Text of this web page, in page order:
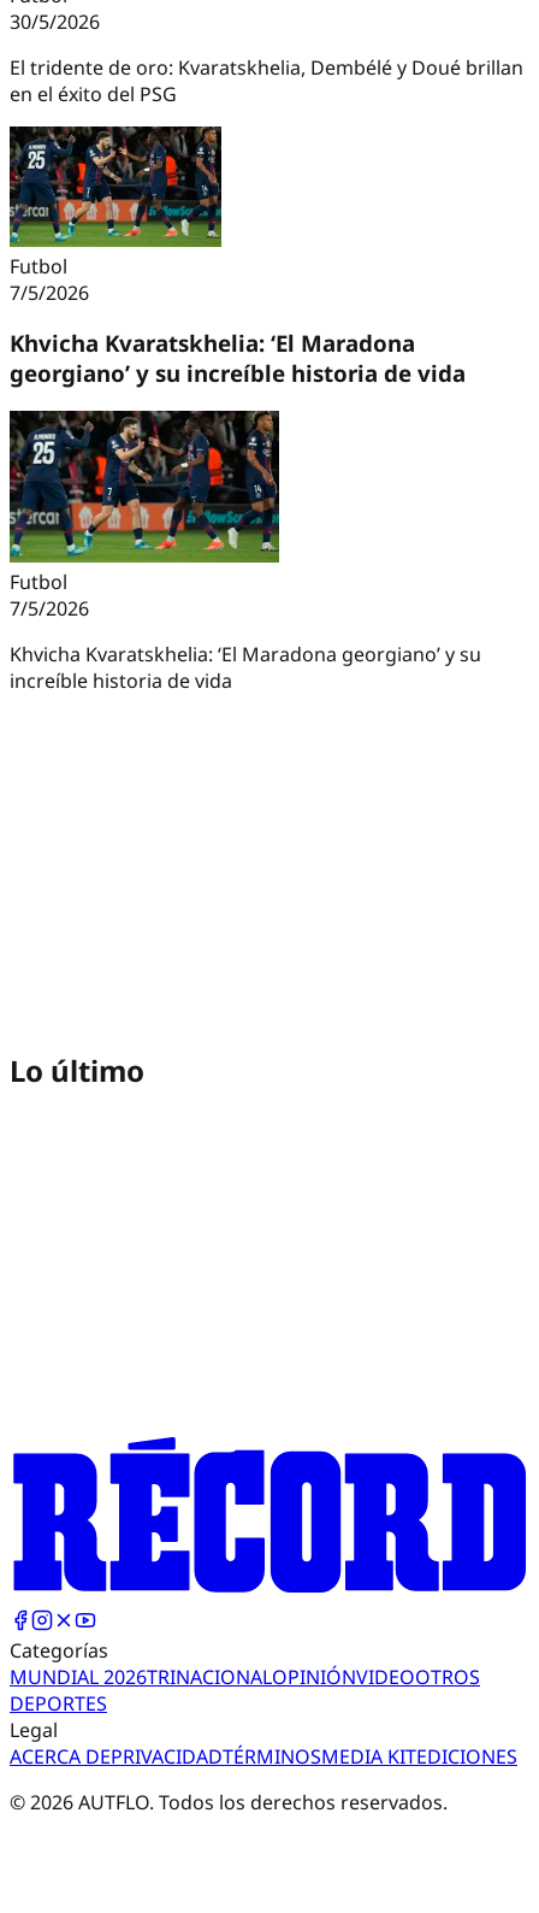
30/5/2026
El tridente de oro: Kvaratskhelia, Dembélé y Doué brillan
en el éxito del PSG
Futbol
7/5/2026
Khvicha Kvaratskhelia: ‘El Maradona
georgiano’ y su increíble historia de vida
Futbol
7/5/2026
Khvicha Kvaratskhelia: ‘El Maradona georgiano’ y su
increíble historia de vida
Lo último
Categorías
MUNDIAL 2026TRINACIONALOPINIÓNVIDEOOTROS
DEPORTES
Legal
ACERCA DEPRIVACIDADTÉRMINOSMEDIA KITEDICIONES
©2026AUTFLO. Todos los derechos reservados.